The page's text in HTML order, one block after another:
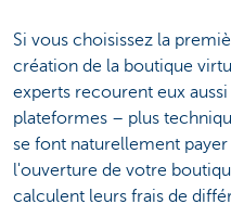
Si vous choisissez la
création de la boutique
experts recourent eux
plateformes – plus
se font naturellement
l'ouverture de votre
calculent leurs frais de